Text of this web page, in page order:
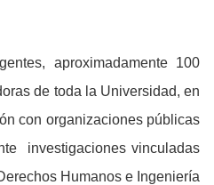
aproximadamente 100
de toda la Universidad, en
con organizaciones públicas
investigaciones vinculadas
Humanos e Ingeniería